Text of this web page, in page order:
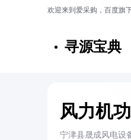
欢迎来到爱采购，百度旗
寻源宝典
风力机
宁津县晟成风电设